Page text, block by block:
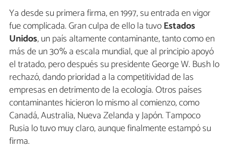
Ya desde su primera firma, en 1997, su entrada en vigor
fue complicada. Gran culpa de ello la tuvoEstados
Unidos, un país altamente contaminante, tanto como en
más de un 30% a escala mundial, que al principio apoyó
el tratado, pero después su presidente George W. Bush lo
rechazó, dando prioridad a la competitividad de las
empresas en detrimento de la ecología. Otros países
contaminantes hicieron lo mismo al comienzo, como
Canadá, Australia, Nueva Zelanda y Japón. Tampoco
Rusia lo tuvo muy claro, aunque finalmente estampó su
firma.